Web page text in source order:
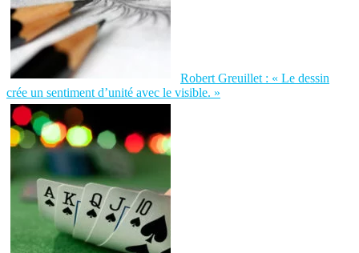
Robert Greuillet : « Le dessin
crée un sentiment d’unité avec le visible. »